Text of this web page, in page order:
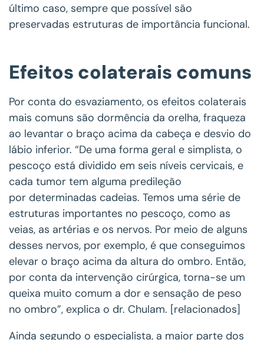
último caso, sempre que possível são
preservadas estruturas de importância funcional.
Efeitos colaterais comuns
Por conta do esvaziamento, os efeitos colaterais
mais comuns são dormência da orelha, fraqueza
ao levantar o braço acima da cabeça e desvio do
lábio inferior. “De uma forma geral e simplista, o
pescoço está dividido em seis níveis cervicais, e
cada tumor tem alguma predileção
por determinadas cadeias. Temos uma série de
estruturas importantes no pescoço, como as
veias, as artérias e os nervos. Por meio de alguns
desses nervos, por exemplo, é que conseguimos
elevar o braço acima da altura do ombro. Então,
por conta da intervenção cirúrgica, torna-se um
queixa muito comum a dor e sensação de peso
no ombro”, explica o dr. Chulam. [relacionados]
Ainda segundo o especialista, a maior parte dos